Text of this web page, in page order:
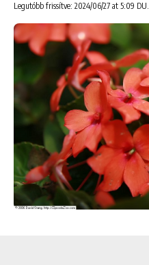
Legutóbb frissítve: 2024/06/27 at 5:09 DU.